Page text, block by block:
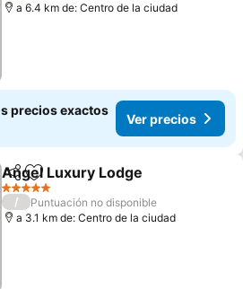
a 6.4 km de: Centro de la ciudad
precios exactos
Ver precios
CompartirAgregar a favoritos
Angel Luxury Lodge
5 Estrellas
/
Puntuación no disponible
a 3.1 km de: Centro de la ciudad